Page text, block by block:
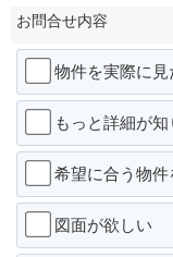
お問合せ内容
物件を実際に見
もっと詳細が知
希望に合う物
図面が欲しい